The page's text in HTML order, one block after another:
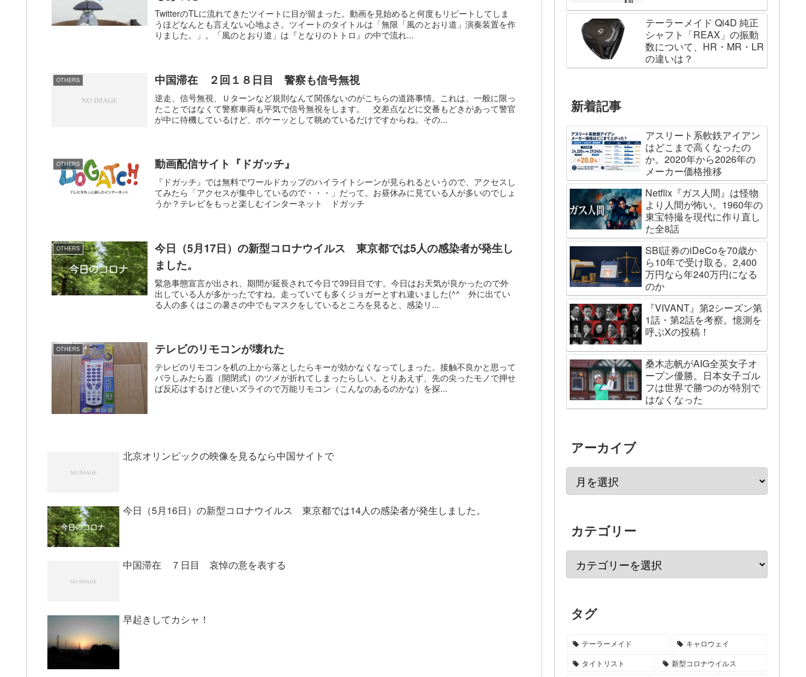
TwitterのTLに流れてきたツイートに目が留まった。動画を見始めると何度もリピートしてしま
うほどなんとも言えない心地よさ。ツイートのタイトルは「無限「風のとおり道」演奏装置を作
りました。」。「風のとおり道」は『となりのトトロ』の中で流れ...
OTHERS 中国滞在 ２回１８日目 警察も信号無視
逆走、信号無視、Ｕターンなど規則なんて関係ないのがこちらの道路事情。これは、一般に限っ
たことではなくて警察車両も平気で信号無視をします。 交差点などに交番もどきがあって警官
が中に待機しているけど、ボケーッとして眺めているだけですからね。その...
OTHERS 動画配信サイト『ドガッチ』
『ドガッチ』では無料でワールドカップのハイライトシーンが見られるというので、アクセスし
てみたら「アクセスが集中しているので・・・」だって。お昼休みに見ている人が多いのでしょ
うか？テレビをもっと楽しむインターネット ドガッチ
OTHERS
今日（5月17日）の新型コロナウイルス 東京都では5人の感染者が発生し
ました。
緊急事態宣言が出され、期間が延長されて今日で39日目です。今日はお天気が良かったので外
出している人が多かったですね。走っていても多くジョガーとすれ違いました(^^ゞ外に出てい
る人の多くはこの暑さの中でもマスクをしているところを見ると、感染リ...
OTHERS テレビのリモコンが壊れた
テレビのリモコンを机の上から落としたらキーが効かなくなってしまった。接触不良かと思って
バラしみたら蓋（開閉式）のツメが折れてしまったらしい。とりあえず、先の尖ったモノで押せ
ば反応はするけど使いズライので万能リモコン（こんなのあるのかな）を探...
北京オリンピックの映像を見るなら中国サイトで
今日（5月16日）の新型コロナウイルス 東京都では14人の感染者が発生しました。
中国滞在 ７日目 哀悼の意を表する
早起きしてカシャ！
テーラーメイド Qi4D 純正
シャフト「REAX」の振動
数について、HR・MR・LR
の違いは？
新着記事
アスリート系軟鉄アイアン
はどこまで高くなったの
か。2020年から2026年の
メーカー価格推移
Netflix『ガス人間』は怪物
より人間が怖い。1960年の
東宝特撮を現代に作り直し
た全8話
SBI証券のiDeCoを70歳か
ら10年で受け取る。2,400
万円なら年240万円になる
のか
『VIVANT』第2シーズン第
1話・第2話を考察。憶測を
呼ぶXの投稿！
桑木志帆がAIG全英女子オ
ープン優勝。日本女子ゴル
フは世界で勝つのが特別で
はなくなった
アーカイブ
カテゴリー
タグ
テーラーメイド
キャロウェイ
タイトリスト
新型コロナウイルス